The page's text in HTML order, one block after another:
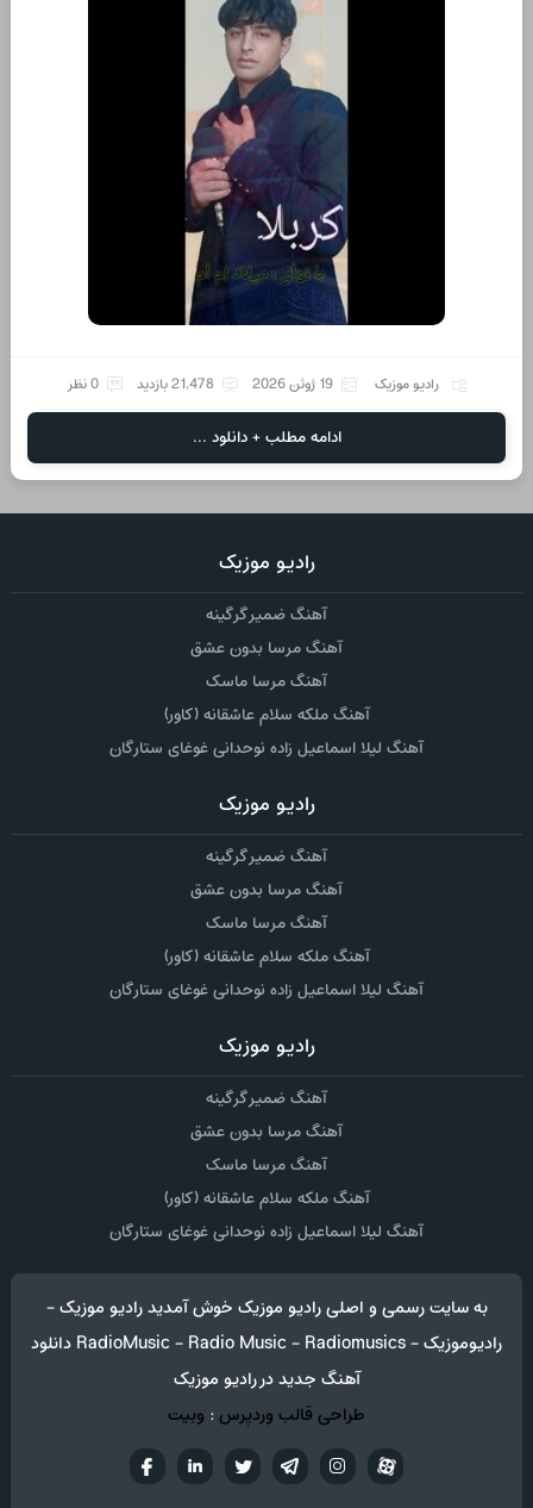
رادیو موزیک 19 ژوئن 2026 21,478 بازدید 0 نظر
ادامه مطلب + دانلود ...
رادیو موزیک
آهنگ ضمیر گرگینه
آهنگ مرسا بدون عشق
آهنگ مرسا ماسک
آهنگ ملکه سلام عاشقانه (کاور)
آهنگ لیلا اسماعیل زاده نوحدانی غوغای ستارگان
رادیو موزیک
آهنگ ضمیر گرگینه
آهنگ مرسا بدون عشق
آهنگ مرسا ماسک
آهنگ ملکه سلام عاشقانه (کاور)
آهنگ لیلا اسماعیل زاده نوحدانی غوغای ستارگان
رادیو موزیک
آهنگ ضمیر گرگینه
آهنگ مرسا بدون عشق
آهنگ مرسا ماسک
آهنگ ملکه سلام عاشقانه (کاور)
آهنگ لیلا اسماعیل زاده نوحدانی غوغای ستارگان
به سایت رسمی و اصلی رادیو موزیک خوش آمدید رادیو موزیک -
رادیوموزیک - RadioMusic - Radio Music - Radiomusics دانلود
آهنگ جدید در رادیو موزیک
طراحی قالب وردپرس: وبیت
تويترتلگراماینستاگرام آپارات